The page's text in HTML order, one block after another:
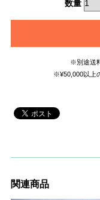
数量
※別途送
※¥50,000以上
関連商品